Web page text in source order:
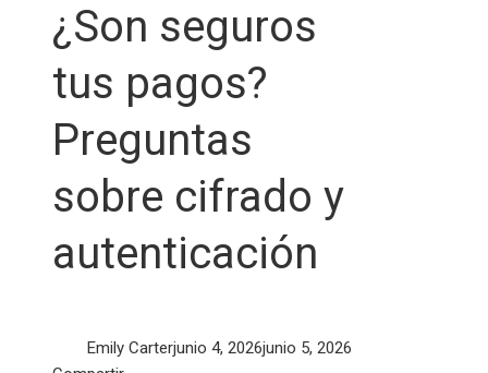
¿Son seguros
tus pagos?
Preguntas
sobre cifrado y
autenticación
Emily Carterjunio 4, 2026junio 5, 2026